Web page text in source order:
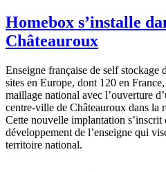
Homebox s’installe
Châteauroux
Enseigne française de self stockage
sites en Europe, dont 120 en
maillage national avec l’ouverture
centre-ville de Châteauroux dans la
Cette nouvelle implantation s’inscrit
développement de l’enseigne qui
territoire national.